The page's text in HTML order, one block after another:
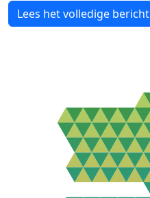
Lees het volledige bericht